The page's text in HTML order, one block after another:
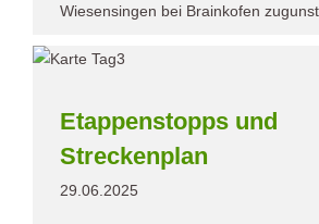
Wiesensingen bei Brainkofen
Etappenstopps und
Streckenplan
29.06.2025